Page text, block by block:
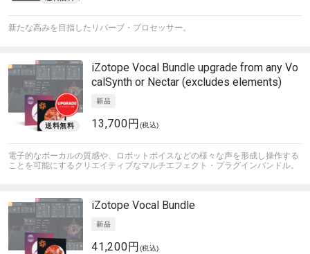
新たな高みを目指したリバーブ・プロセッサー。
iZotope Vocal Bundle upgrade from any Vo
calSynth or Nectar (excludes elements)
13,700円 (税込)
電子的なボーカルの質感や、ロボットボイスなどの様々な声を形成し操作する
ことを可能にするクリエイティブなマルチエフェクト・プラグインバンドル。
iZotope Vocal Bundle
41,200円 (税込)